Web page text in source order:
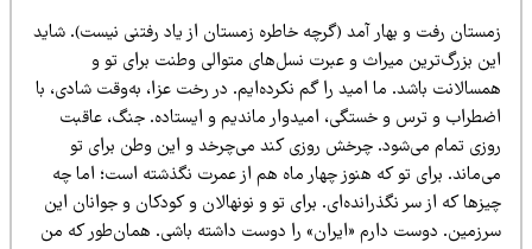
رفت و بهار آمد (گرچه خاطره زمستان از یاد رفتنی نیست). شاید
بزرگ‌ترین میراث و عبرت نسل‌های متوالی وطنت برای تو و
باشد. ما امید را گم نکرده‌ایم. در رخت عزا، به‌وقت شادی، با
و ترس و خستگی، امیدوار ماندیم و ایستاده. جنگ، عاقبت
تمام می‌شود. چرخش روزی کند می‌چرخد و این وطن برای تو
برای تو که هنوز چهار ماه هم از عمرت نگذشته است؛ اما چه
که از سر نگذرانده‌ای. برای تو و نونهالان و کودکان و جوانان این
دوست دارم «ایران» را دوست داشته باشی. همان‌طور که من